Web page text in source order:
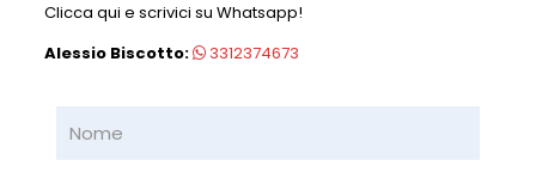
Clicca qui e scrivici su Whatsapp!
Alessio Biscotto:
3312374673